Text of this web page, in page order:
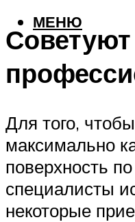
МЕНЮ
Советуют
Для того,
максимально
поверхность
специалисты
некоторые